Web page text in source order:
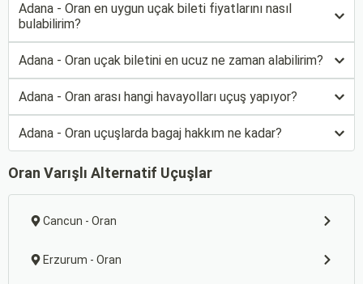
Adana - Oran en uygun uçak bileti fiyatlarını nasıl
bulabilirim?
Adana - Oran uçak biletini en ucuz ne zaman alabilirim?
Adana - Oran arası hangi havayolları uçuş yapıyor?
Adana - Oran uçuşlarda bagaj hakkım ne kadar?
Oran Varışlı Alternatif Uçuşlar
Cancun - Oran
Erzurum - Oran